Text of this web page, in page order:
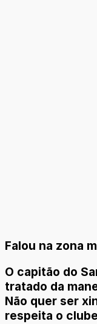
Falou na zona
O capitão do
tratado da
Não quer ser
respeita o